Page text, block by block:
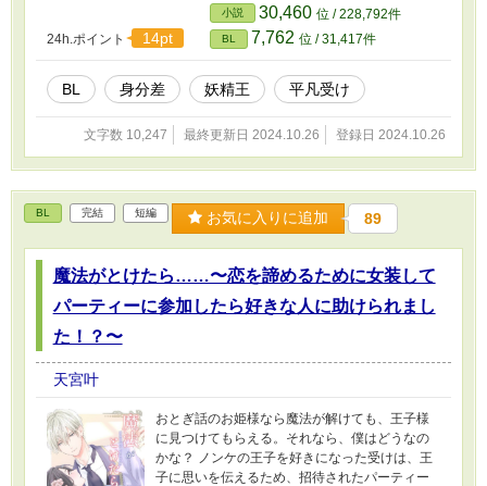
24h.ポイント 14pt
小説 30,460 位 / 228,792件
BL 7,762 位 / 31,417件
BL 身分差 妖精王 平凡受け
文字数 10,247 最終更新日 2024.10.26 登録日 2024.10.26
BL 完結 短編 お気に入りに追加 89
魔法がとけたら……〜恋を諦めるために女装して
パーティーに参加したら好きな人に助けられまし
た！？〜
天宮叶
おとぎ話のお姫様なら魔法が解けても、王子様
に見つけてもらえる。それなら、僕はどうなの
かな？ ノンケの王子を好きになった受けは、王
子に思いを伝えるため、招待されたパーティー